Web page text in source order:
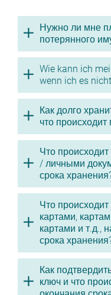
Нужно ли мне
потерянного
Wie kann ich
wenn ich es
Как долго
что происходит
Что
/ личными
срока
Что
картами,
картами и т.д.,
срока
Как
ключ и что